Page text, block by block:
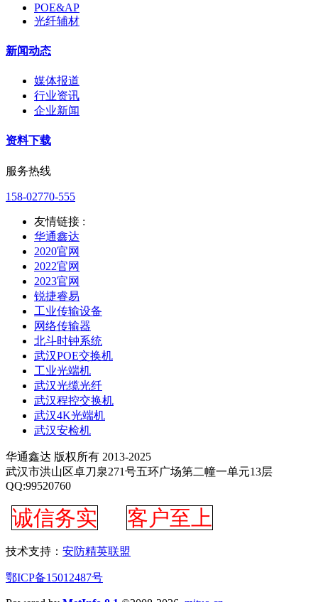
POE&AP
光纤辅材
新闻动态
媒体报道
行业资讯
企业新闻
资料下载
服务热线
158-02770-555
友情链接 :
华通鑫达
2020官网
2022官网
2023官网
锐捷睿易
工业传输设备
网络传输器
北斗时钟系统
武汉POE交换机
工业光端机
武汉光缆光纤
武汉程控交换机
武汉4K光端机
武汉安检机
华通鑫达 版权所有 2013-2025
武汉市洪山区卓刀泉271号五环广场第二幢一单元13层
QQ:99520760
诚信务实 客户至上
技术支持： 安防精英联盟
鄂ICP备15012487号